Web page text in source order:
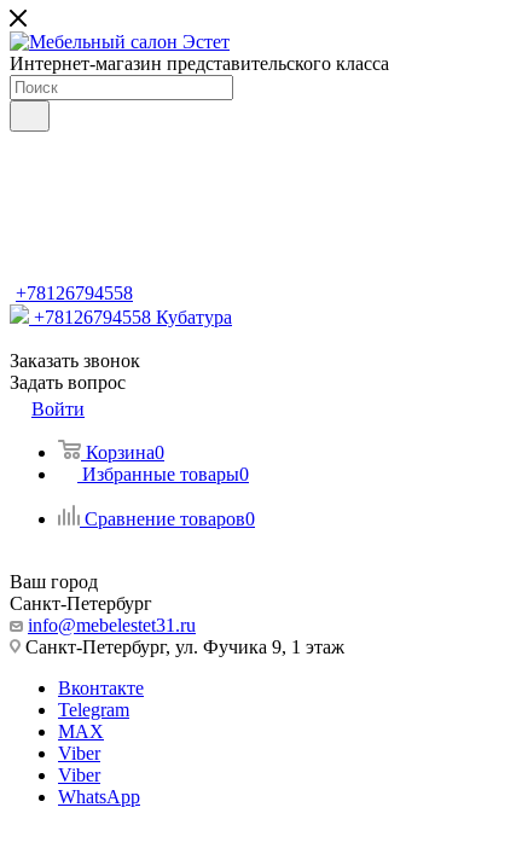
Интернет-магазин представительского класса
+78126794558
+78126794558 Кубатура
Заказать звонок
Задать вопрос
Войти
Корзина0
Избранные товары0
Сравнение товаров0
Ваш город
Санкт-Петербург
info@mebelestet31.ru
Санкт-Петербург, ул. Фучика 9, 1 этаж
Вконтакте
Telegram
MAX
Viber
Viber
WhatsApp